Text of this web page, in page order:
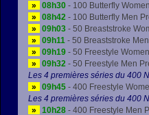
»
08h30 - 100 Butterfly
»
08h42 - 100 Butterfly Men
»
09h03 - 50 Breaststroke
»
09h11 - 50 Breaststroke
»
09h19 - 50 Freestyle
»
09h32 - 50 Freestyle Men
Les 4 premières séries du 400
»
09h45 - 400 Freestyle
Les 4 premières séries du 400
»
10h28 - 400 Freestyle Men